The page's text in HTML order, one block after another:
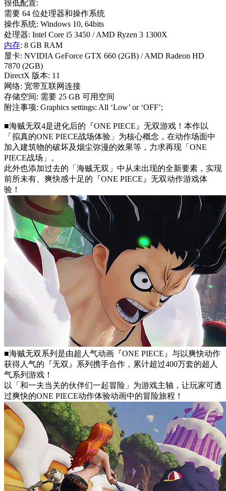
很低配置:
需要 64 位处理器和操作系统
操作系统: Windows 10, 64bits
处理器: Intel Core i5 3450 / AMD Ryzen 3 1300X
内存: 8 GB RAM
显卡: NVIDIA GeForce GTX 660 (2GB) / AMD Radeon HD
7870 (2GB)
DirectX 版本: 11
网络: 宽带互联网连接
存储空间: 需要 25 GB 可用空间
附注事项: Graphics settings: All ‘Low’ or ‘OFF’;
■海贼无双4是进化后的『ONE PIECE』无双游戏！本作以
「拟真的ONE PIECE战场体验」为核心概念，在动作场面中
加入建筑物的破坏及烟尘弥漫的效果等，力求再现「ONE
PIECE战场」。
此外也添加过去的「海贼无双」中从未出现的全新要素，实现
前所未有、爽快感十足的『ONE PIECE』无双动作游戏体
验！
■海贼无双系列是由超人气动画『ONE PIECE』与以爽快动作
获得人气的『无双』系列携手合作，累计超过400万套的超人
气系列游戏！
以「和一夫当关的伙伴们一起冒险」为游戏主轴，让玩家可透
过爽快的ONE PIECE动作体验动画中的冒险旅程！